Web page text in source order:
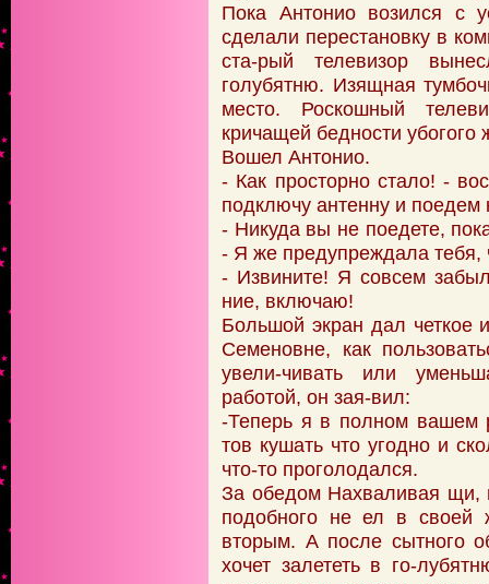
Пока Антонио возился с
сделали перестановку в
ста-рый телевизор
голубятню. Изящная
место. Роскошный
кричащей бедности
Вошел Антонио.
- Как просторно стало! -
подключу антенну и
- Никуда вы не поедете,
- Я же предупреждала тебя,
- Извините! Я совсем
ние, включаю!
Большой экран дал четкое
Семеновне, как
увели-чивать или
работой, он зая-вил:
-Теперь я в полном вашем
тов кушать что угодно и
что-то проголодался.
За обедом Нахваливая щи,
подобного не ел в своей
вторым. А после сытного
хочет залететь в го-